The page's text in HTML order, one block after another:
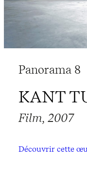
Panorama 8
KANT
Film, 2007
Découvrir cette